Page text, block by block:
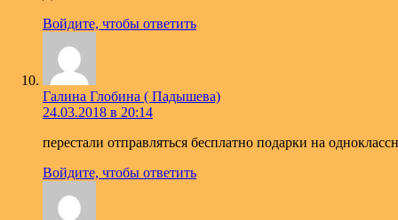
Войдите, чтобы ответить
Галина Глобина ( Падышева)
24.03.2018 в 20:14
перестали отправляться бесплатно подарки на
Войдите, чтобы ответить